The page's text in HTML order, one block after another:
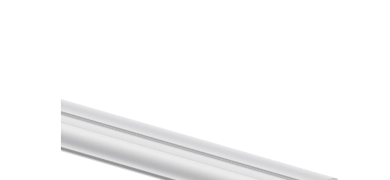
Лестничная система
Система линейного
перемещения NEW!
Система V-паза NEW!